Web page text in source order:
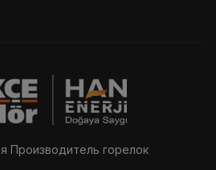
Производитель горелок